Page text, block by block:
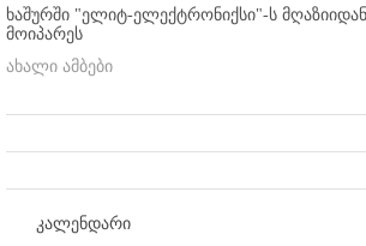
ხაშურში "ელიტ-ელექტრონიქსი"-ს
მოიპარეს
ახალი ამბები
კალენდარი